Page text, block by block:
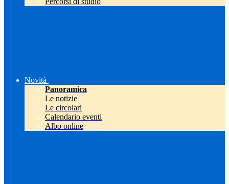
Novità
Panoramica
Le notizie
Le circolari
Calendario eventi
Albo online